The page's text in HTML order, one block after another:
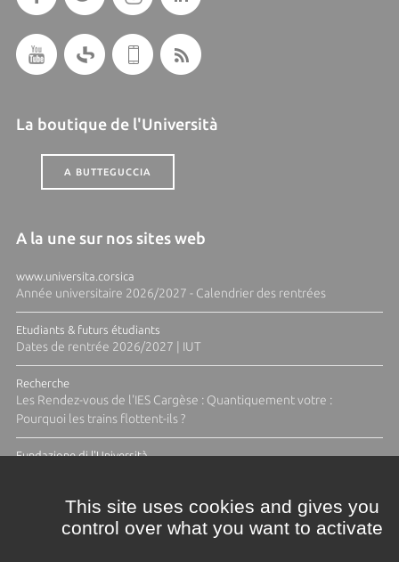
La boutique de l'Università
A BUTTEGUCCIA
A la une sur nos sites web
www.universita.corsica
Année universitaire 2026/2027 - Calendrier des rentrées
Etudiants & futurs étudiants
Dates de rentrée 2026/2027 | IUT
Recherche
Les Rendez-vous de l'IES Cargèse : Quantiquement votre :
Pourquoi les trains flottent-ils ?
Fundazione di l'Università
This site uses cookies and gives you
control over what you want to activate